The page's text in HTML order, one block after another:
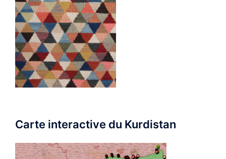
Carte interactive du Kurdistan